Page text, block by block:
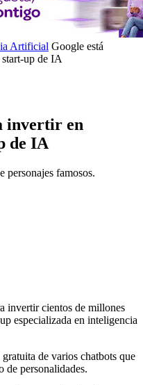
Artificial Google está
up de IA
invertir en
de IA
personajes famosos.
invertir cientos de millones
especializada en inteligencia
de varios chatbots que
de personalidades.